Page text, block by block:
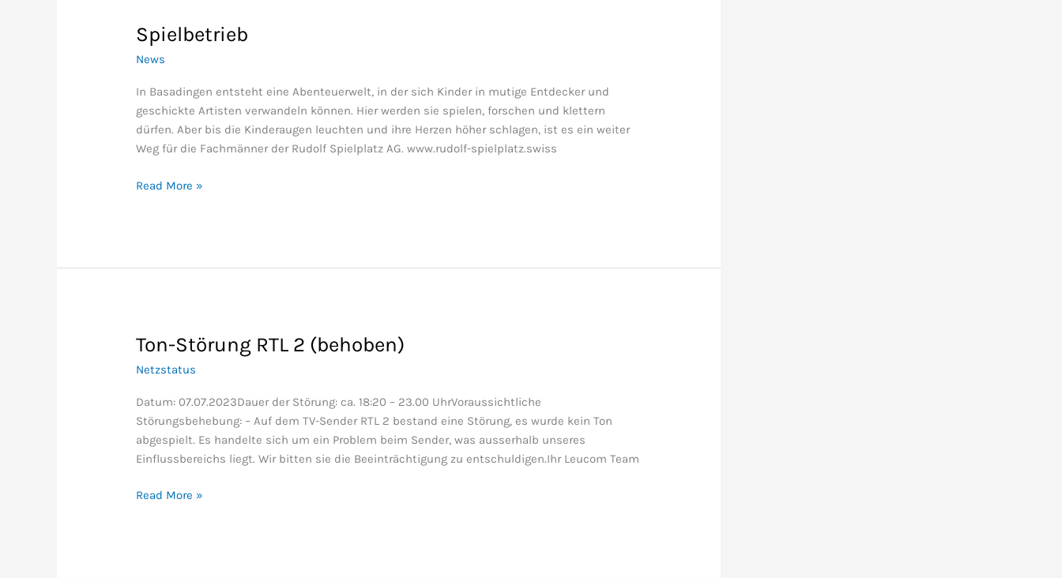
Spielbetrieb
News
In Basadingen entsteht eine Abenteuerwelt, in der sich Kinder in mutige Entdecker und
geschickte Artisten verwandeln können. Hier werden sie spielen, forschen und klettern
dürfen. Aber bis die Kinderaugen leuchten und ihre Herzen höher schlagen, ist es ein weiter
Weg für die Fachmänner der Rudolf Spielplatz AG. www.rudolf-spielplatz.swiss
Spielbetrieb
Read More »
Ton-Störung RTL 2 (behoben)
Netzstatus
Datum: 07.07.2023Dauer der Störung: ca. 18:20 – 23.00 UhrVoraussichtliche
Störungsbehebung: – Auf dem TV-Sender RTL 2 bestand eine Störung, es wurde kein Ton
abgespielt. Es handelte sich um ein Problem beim Sender, was ausserhalb unseres
Einflussbereichs liegt. Wir bitten sie die Beeinträchtigung zu entschuldigen.Ihr Leucom Team
Ton-
RTL
2
(behoben)
Read More »